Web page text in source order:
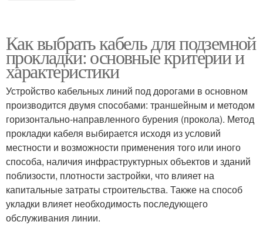
ввода
Кабель из-за
неправильной укладки
Кабель в землю
Кабель от коррозии
Как выбрать кабель для подземной
прокладки: основные критерии и
характеристики
Устройство кабельных линий под дорогами в основном
производится двумя способами: траншейным и методом
горизонтально-направленного бурения (прокола). Метод
прокладки кабеля выбирается исходя из условий
местности и возможности применения того или иного
способа, наличия инфраструктурных объектов и зданий
поблизости, плотности застройки, что влияет на
капитальные затраты строительства. Также на способ
укладки влияет необходимость последующего
обслуживания линии.